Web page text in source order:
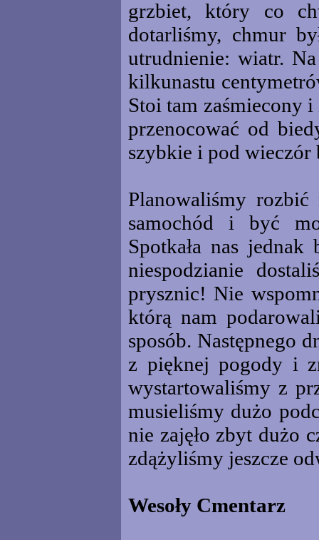
grzbiet, który co
dotarliśmy, chmur
utrudnienie: wiatr.
kilkunastu
Stoi tam zaśmiecony
przenocować od
szybkie i pod
Planowaliśmy
samochód i być
Spotkała nas jednak
niespodzianie
prysznic! Nie
którą nam
sposób. Następnego
z pięknej pogody i
wystartowaliśmy z
musieliśmy dużo
nie zajęło zbyt dużo
zdążyliśmy jeszcze
Wesoły Cmentarz